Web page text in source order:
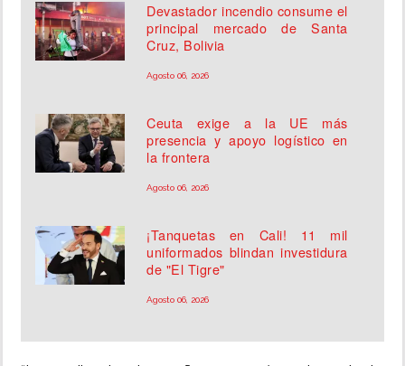
Devastador incendio consume el
principal mercado de Santa
Cruz, Bolivia
Agosto 06, 2026
Ceuta exige a la UE más
presencia y apoyo logístico en
la frontera
Agosto 06, 2026
¡Tanquetas en Cali! 11 mil
uniformados blindan investidura
de "El Tigre"
Agosto 06, 2026